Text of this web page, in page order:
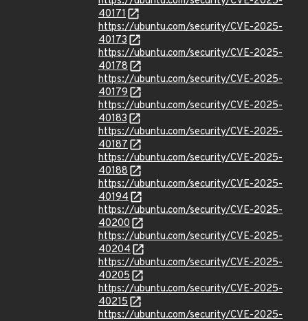
40171
https://ubuntu.com/security/CVE-2025-
40173
https://ubuntu.com/security/CVE-2025-
40178
https://ubuntu.com/security/CVE-2025-
40179
https://ubuntu.com/security/CVE-2025-
40183
https://ubuntu.com/security/CVE-2025-
40187
https://ubuntu.com/security/CVE-2025-
40188
https://ubuntu.com/security/CVE-2025-
40194
https://ubuntu.com/security/CVE-2025-
40200
https://ubuntu.com/security/CVE-2025-
40204
https://ubuntu.com/security/CVE-2025-
40205
https://ubuntu.com/security/CVE-2025-
40215
https://ubuntu.com/security/CVE-2025-